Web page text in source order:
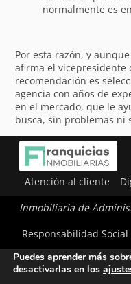
normalmente es
Por esta razón, y
afirma el
recomendación es
agencia con años de
en el mercado, que le
busca, sin problemas ni
Atención al cliente
Inmobiliaria de
Responsabilidad
Utilizamos cookies para
Puedes aprender más
desactivarlas en los